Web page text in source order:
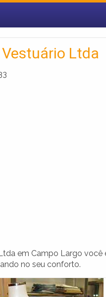
Ltda
em Campo Largo
no seu conforto.